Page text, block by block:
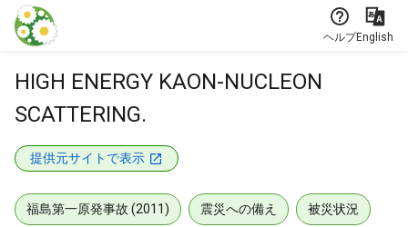
本文に飛ぶ
ヘルプEnglish
HIGH ENERGY KAON-NUCLEON
SCATTERING.
提供元サイトで表示
福島第一原発事故 (2011) 震災への備え 被災状況